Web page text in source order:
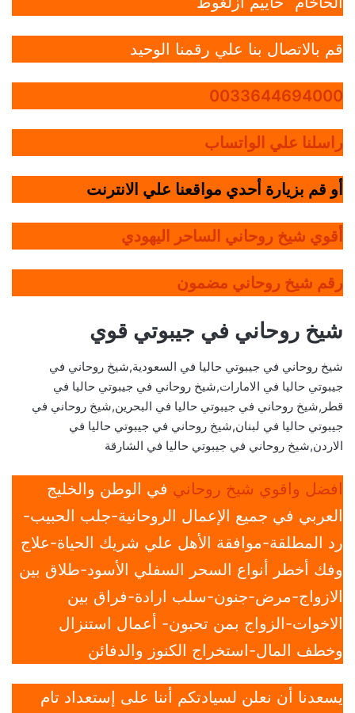
قم بالاتصال بنا علي رقمنا الوحيد
0033644694000
راسلنا علي الواتساب
أو قم بزيارة أحدي مواقعنا علي الانترنت
أقوي شيخ روحاني الساحر اليهودي
رقم شيخ روحاني مضمون
شيخ روحاني في جيبوتي قوي
شيخ روحاني في جيبوتي حاليا في السعودية,شيخ روحاني في
جيبوتي حاليا في الامارات,شيخ روحاني في جيبوتي حاليا في
قطر,شيخ روحاني في جيبوتي حاليا في البحرين,شيخ روحاني في
جيبوتي حاليا في لبنان,شيخ روحاني في جيبوتي حاليا في
الاردن,شيخ روحاني في جيبوتي حاليا في الشارقة
افضل واقوي شيخ روحاني في الوطن والخليج
العربي في جميع الإعمال الروحانية-جلب الحبيب-
رد المطلقة-موافقة الأهل علي شريك الحياة-علاج
وفك أخطر أنواع السحر السفلي الأسود-طلاق بين
الازواج-مرض-جنون-سلب ارادة-فراق بين
الاخوات-الزواج بمن تحبون- أعمال استنزال
وخطف المال-استخراج الكنوز والدفائن
يسعدنا أن نعلن لسيادتكم أننا على إستعداد تام